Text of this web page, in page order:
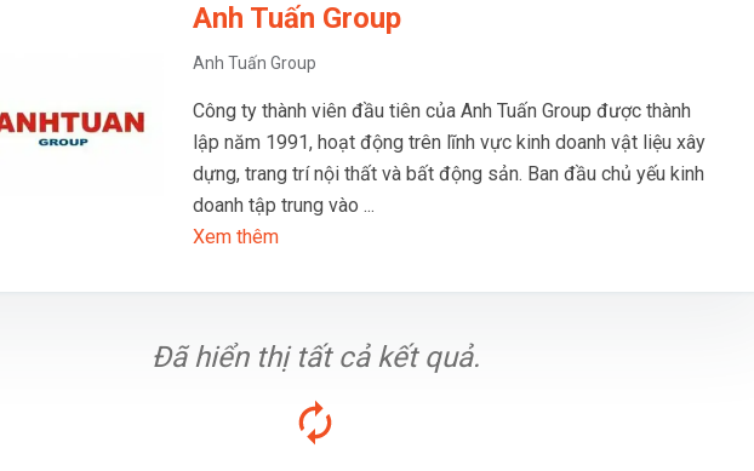
Anh Tuấn Group
Anh Tuấn Group
Công ty thành viên đầu tiên của Anh Tuấn Group được thành
lập năm 1991, hoạt động trên lĩnh vực kinh doanh vật liệu xây
dựng, trang trí nội thất và bất động sản. Ban đầu chủ yếu kinh
doanh tập trung vào ...
Xem thêm
Đã hiển thị tất cả kết quả.